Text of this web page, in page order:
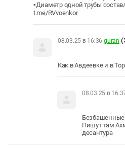
▪️Диаметр одной трубы
t.me/RVvoenkor
08.03.25 в 16:36 guran
Как в Авдеевке и в
08.03.25 в
Пишут там
десантура